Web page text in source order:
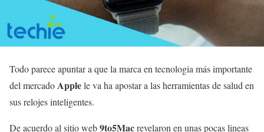
Todo parece apuntar a que la marca en tecnologia más importante
del mercadoApplele va ha apostar a las herramientas de salud en
sus relojes inteligentes.
De acuerdo al sitio web9to5Macrevelaron en unas pocas lineas